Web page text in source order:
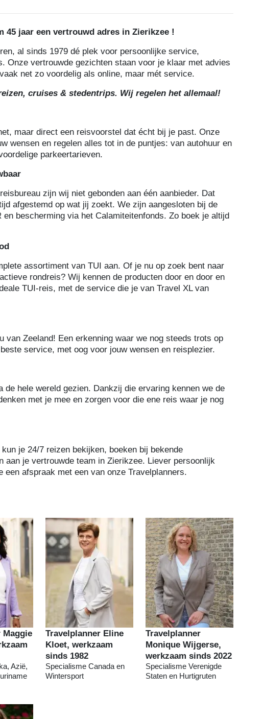
45 jaar een vertrouwd adres in Zierikzee !
al sinds 1979 dé plek voor persoonlijke service,
Onze vertrouwde gezichten staan voor je klaar met advies
net zo voordelig als online, maar mét service.
cruises & stedentrips. Wij regelen het allemaal!
maar direct een reisvoorstel dat écht bij je past. Onze
wensen en regelen alles tot in de puntjes: van autohuur en
parkeertarieven.
zijn wij niet gebonden aan één aanbieder. Dat
afgestemd op wat jij zoekt. We zijn aangesloten bij de
bescherming via het Calamiteitenfonds. Zo boek je altijd
assortiment van TUI aan. Of je nu op zoek bent naar
rondreis? Wij kennen de producten door en door en
TUI-reis, met de service die je van Travel XL van
van Zeeland! Een erkenning waar we nog steeds trots op
service, met oog voor jouw wensen en reisplezier.
de hele wereld gezien. Dankzij die ervaring kennen we de
met je mee en zorgen voor die ene reis waar je nog
je 24/7 reizen bekijken, boeken bij bekende
aan je vertrouwde team in Zierikzee. Liever persoonlijk
een afspraak met een van onze Travelplanners.
Maggie
Azië,
Travelplanner Eline
Kloet, werkzaam
sinds 1982
Specialisme Canada en
Wintersport
Travelplanner
Monique Wijgerse,
werkzaam sinds 2022
Specialisme Verenigde
Staten en Hurtigruten